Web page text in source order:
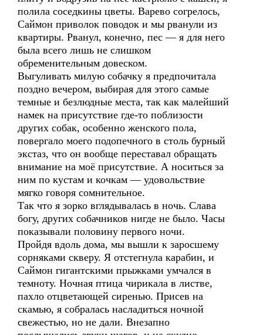
полила соседкины цветы. Варево согрелось,
Саймон приволок поводок и мы рванули из
квартиры. Рванул, конечно, пес — я для него
была всего лишь не слишком
обременительным довеском.
Выгуливать милую собачку я предпочитала
поздно вечером, выбирая для этого самые
темные и безлюдные места, так как малейший
намек на присутствие где-то поблизости
других собак, особенно женского пола,
повергало моего подопечного в столь бурный
экстаз, что он вообще переставал обращать
внимание на моё присутствие. А носиться за
ним по кустам и кочкам — удовольствие
мягко говоря сомнительное.
Так что я зорко вглядывалась в ночь. Слава
богу, других собачников нигде не было. Часы
показывали половину первого ночи.
Пройдя вдоль дома, мы вышли к заросшему
сорняками скверу. Я отстегнула карабин, и
Саймон гигантскими прыжками умчался в
темноту. Ночная птица чирикала в листве,
пахло отцветающей сиренью. Присев на
скамью, я собралась насладиться ночной
свежестью, но не дали. Внезапно